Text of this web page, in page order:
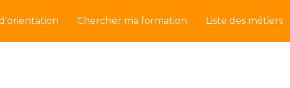
Chercher ma formation Liste des métiers